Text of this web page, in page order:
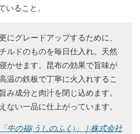
いること。
にグレードアップするために、
ルドのものを毎日仕入れ。天然
かせます。昆布の効果で旨味が
温の鉄板で丁寧に火入れするこ
み成分と肉汁を閉じ込めます。
ない一品に仕上がっています。
牛の福(うしのふく)」｜株式会社